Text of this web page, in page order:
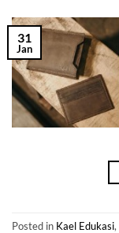
31
Jan
Posted in Kael Edukasi,